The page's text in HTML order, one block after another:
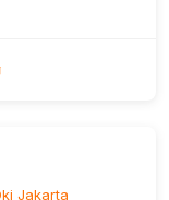
Jakarta